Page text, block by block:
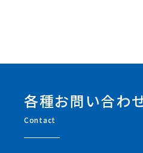
各種お問い合わ
Contact